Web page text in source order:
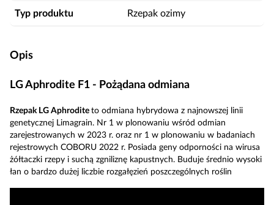
Typ produktu Rzepak ozimy
Opis
LG Aphrodite F1 - Pożądana odmiana
Rzepak LG Aphrodite to odmiana hybrydowa z najnowszej linii
genetycznej Limagrain. Nr 1 w plonowaniu wśród odmian
zarejestrowanych w 2023 r. oraz nr 1 w plonowaniu w badaniach
rejestrowych COBORU 2022 r. Posiada geny odporności na wirusa
żółtaczki rzepy i suchą zgniliznę kapustnych. Buduje średnio wysoki
łan o bardzo dużej liczbie rozgałęzień poszczególnych roślin